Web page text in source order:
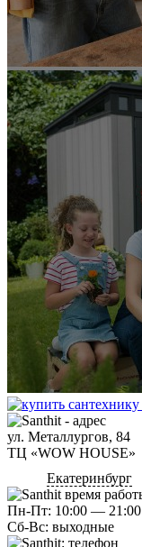
ул. Металлургов, 84
ТЦ «WOW HOUSE»
Екатеринбург
Пн-Пт: 10:00 — 21:00
Сб-Вс: выходные